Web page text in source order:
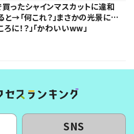
ったシャインマスカットに違和
と→「何これ？」まさかの光景に…
ろに！？」「かわいいww」
SNS